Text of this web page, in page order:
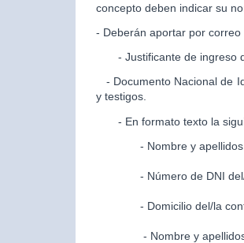
concepto deben indicar su
- Deberán aportar por
- Justificante de ingreso
- Documento Nacional de
y testigos.
- En formato texto la
- Nombre y apellidos
- Número de DNI del/
- Domicilio del/la
- Nombre y apellidos